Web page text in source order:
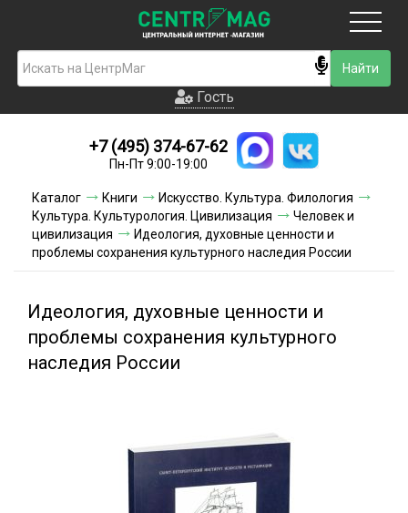
Гость
Новинки
Условия доставки
Условия оплаты
Акции и скидки
Гость
+7 (495) 374-67-62
Пн-Пт 9:00-19:00
Каталог Книги
Искусство. Культура. Филология
Культура. Культурология. Цивилизация
Человек и
цивилизация
Идеология, духовные ценности и
проблемы сохранения культурного наследия России
Идеология, духовные ценности и
проблемы сохранения культурного
наследия России